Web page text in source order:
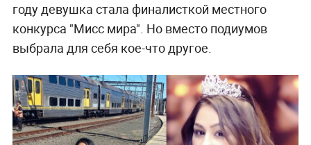
году девушка стала финалисткой местного
конкурса "Мисс мира". Но вместо подиумов
выбрала для себя кое-что другое.